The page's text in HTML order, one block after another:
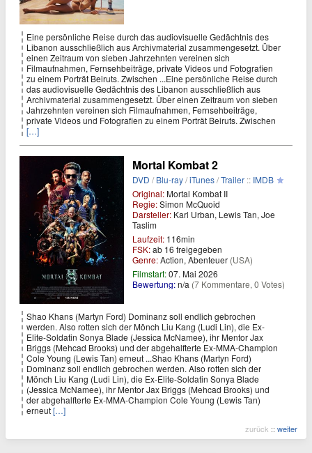
Eine persönliche Reise durch das audiovisuelle Gedächtnis des
Libanon ausschließlich aus Archivmaterial zusammengesetzt. Über
einen Zeitraum von sieben Jahrzehnten vereinen sich
Filmaufnahmen, Fernsehbeiträge, private Videos und Fotografien
zu einem Porträt Beiruts. Zwischen ...Eine persönliche Reise durch
das audiovisuelle Gedächtnis des Libanon ausschließlich aus
Archivmaterial zusammengesetzt. Über einen Zeitraum von sieben
Jahrzehnten vereinen sich Filmaufnahmen, Fernsehbeiträge,
private Videos und Fotografien zu einem Porträt Beiruts. Zwischen
[…]
Mortal Kombat 2
DVD /Blu-ray/iTunes/Trailer :: IMDB
Original:Mortal Kombat II
Regie:Simon McQuoid
Darsteller: Karl Urban, Lewis Tan, Joe
Taslim
Laufzeit: 116min
FSK:ab 16 freigegeben
Genre:Action, Abenteuer (USA)
Filmstart:07. Mai 2026
Bewertung:n/a (7 Kommentare, 0 Votes)
Shao Khans (Martyn Ford) Dominanz soll endlich gebrochen
werden. Also rotten sich der Mönch Liu Kang (Ludi Lin), die Ex-
Elite-Soldatin Sonya Blade (Jessica McNamee), ihr Mentor Jax
Briggs (Mehcad Brooks) und der abgehalfterte Ex-MMA-Champion
Cole Young (Lewis Tan) erneut ...Shao Khans (Martyn Ford)
Dominanz soll endlich gebrochen werden. Also rotten sich der
Mönch Liu Kang (Ludi Lin), die Ex-Elite-Soldatin Sonya Blade
(Jessica McNamee), ihr Mentor Jax Briggs (Mehcad Brooks) und
der abgehalfterte Ex-MMA-Champion Cole Young (Lewis Tan)
erneut[…]
zurück :: weiter